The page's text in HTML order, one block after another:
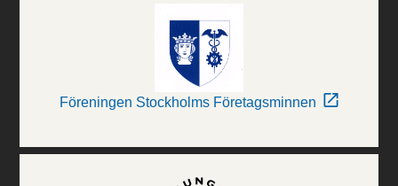
Föreningen Stockholms Företagsminnen